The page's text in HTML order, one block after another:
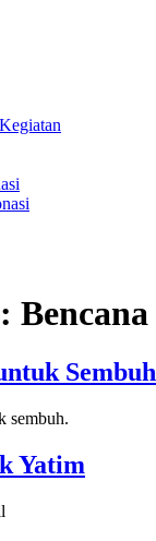
Bencana
Sembuh
sembuh.
Yatim